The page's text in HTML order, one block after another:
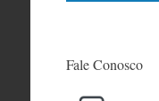
Fale Conosco